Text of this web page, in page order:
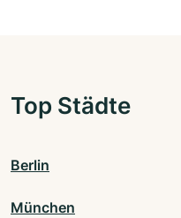
Top Städte
Berlin
München